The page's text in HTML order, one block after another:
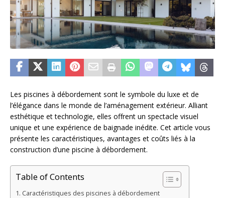
Les piscines à débordement sont le symbole du luxe et de
l’élégance dans le monde de l’aménagement extérieur. Alliant
esthétique et technologie, elles offrent un spectacle visuel
unique et une expérience de baignade inédite. Cet article vous
présente les caractéristiques, avantages et coûts liés à la
construction d’une piscine à débordement.
Table of Contents
Caractéristiques des piscines à débordement